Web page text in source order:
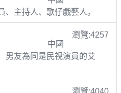
、主持人、歌仔戲藝人。
瀏覽:4257
中國
男友為同是民視演員的艾
瀏覽:4040